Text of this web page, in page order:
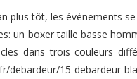
plus tôt, les évènements
un boxer taille basse
dans trois couleurs
debardeur/15-debardeur-